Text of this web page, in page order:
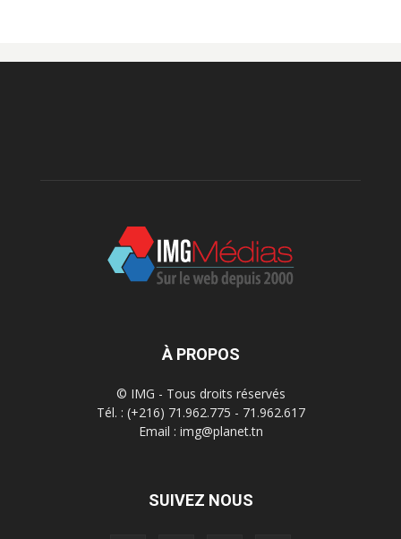
À PROPOS
© IMG - Tous droits réservés
Tél. : (+216) 71.962.775 - 71.962.617
Email : img@planet.tn
SUIVEZ NOUS